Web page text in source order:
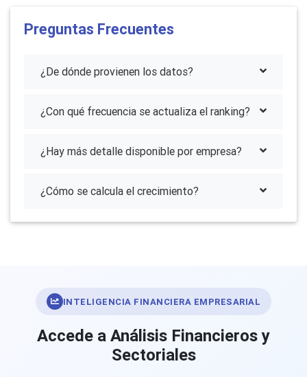
Preguntas Frecuentes
¿De dónde provienen los datos?
¿Con qué frecuencia se actualiza el ranking?
¿Hay más detalle disponible por empresa?
¿Cómo se calcula el crecimiento?
INTELIGENCIA FINANCIERA EMPRESARIAL
Accede a Análisis Financieros y
Sectoriales